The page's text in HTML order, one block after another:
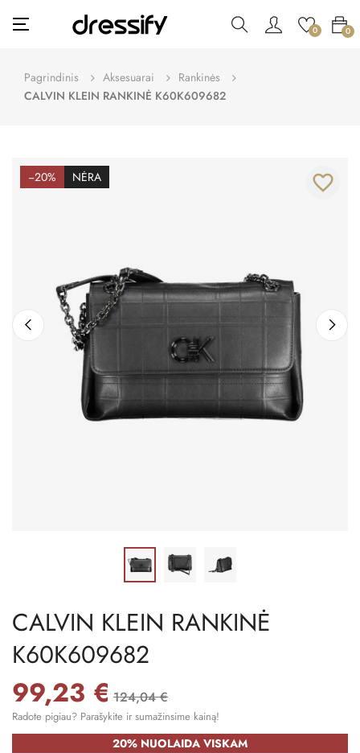
Toggle
navigation
☰ 0 0
Pagrindinis Aksesuarai
Rankinės
CALVIN KLEIN RANKINĖ K60K609682
−20% NĖRA favorite_border
CALVIN KLEIN RANKINĖ
K60K609682
99,23 € 124,04 €
Radote pigiau? Parašykite ir sumažinsime kainą!
20% NUOLAIDA VISKAM